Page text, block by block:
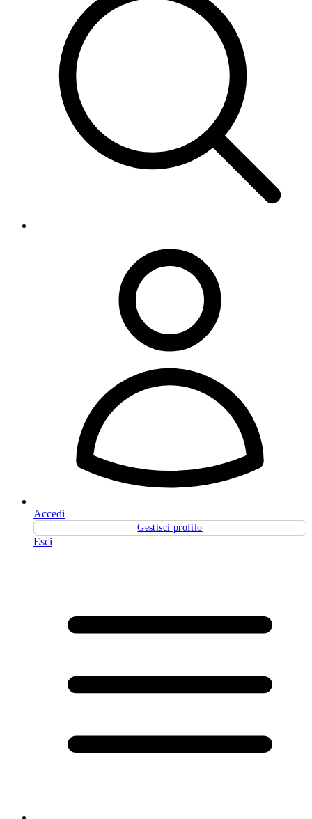
Accedi
Gestisci profilo
Esci